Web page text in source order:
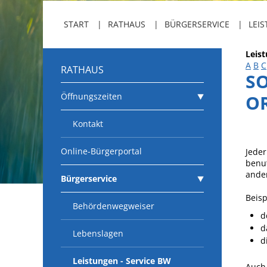
START RATHAUS BÜRGERSERVICE
RATHAUS
Öffnungszeiten
Kontakt
Online-Bürgerportal
Bürgerservice
Behördenwegweiser
Lebenslagen
Leistungen - Service BW
A B C